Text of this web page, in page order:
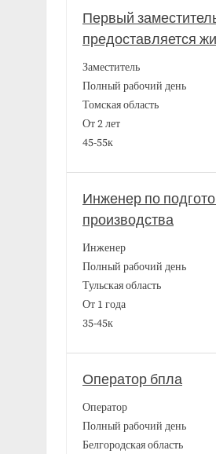
Первый
предоставляется
Заместитель
Полный рабочий день
Томская область
От 2 лет
45-55к
Инженер по
производства
Инженер
Полный рабочий день
Тульская область
От 1 года
35-45к
Оператор бпла
Оператор
Полный рабочий день
Белгородская область